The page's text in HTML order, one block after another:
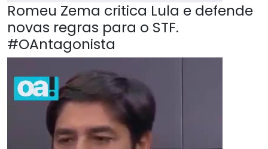
Romeu Zema critica Lula e defende
novas regras para o STF.
#OAntagonista